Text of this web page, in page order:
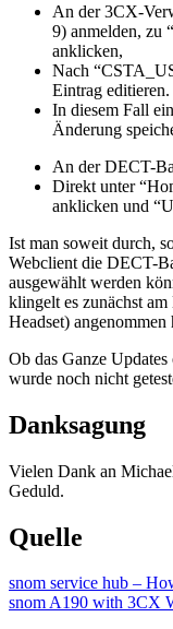
An der 3CX-
9) anmelden, zu
anklicken,
Nach
Eintrag editieren.
In diesem Fall
Änderung
An der DECT-
Direkt unter
anklicken und
Ist man soweit durch,
Webclient die DECT-
ausgewählt werden
klingelt es zunächst
Headset)
Ob das Ganze
wurde noch nicht
Danksagung
Vielen Dank an
Geduld.
Quelle
snom service hub –
snom A190 with 3CX